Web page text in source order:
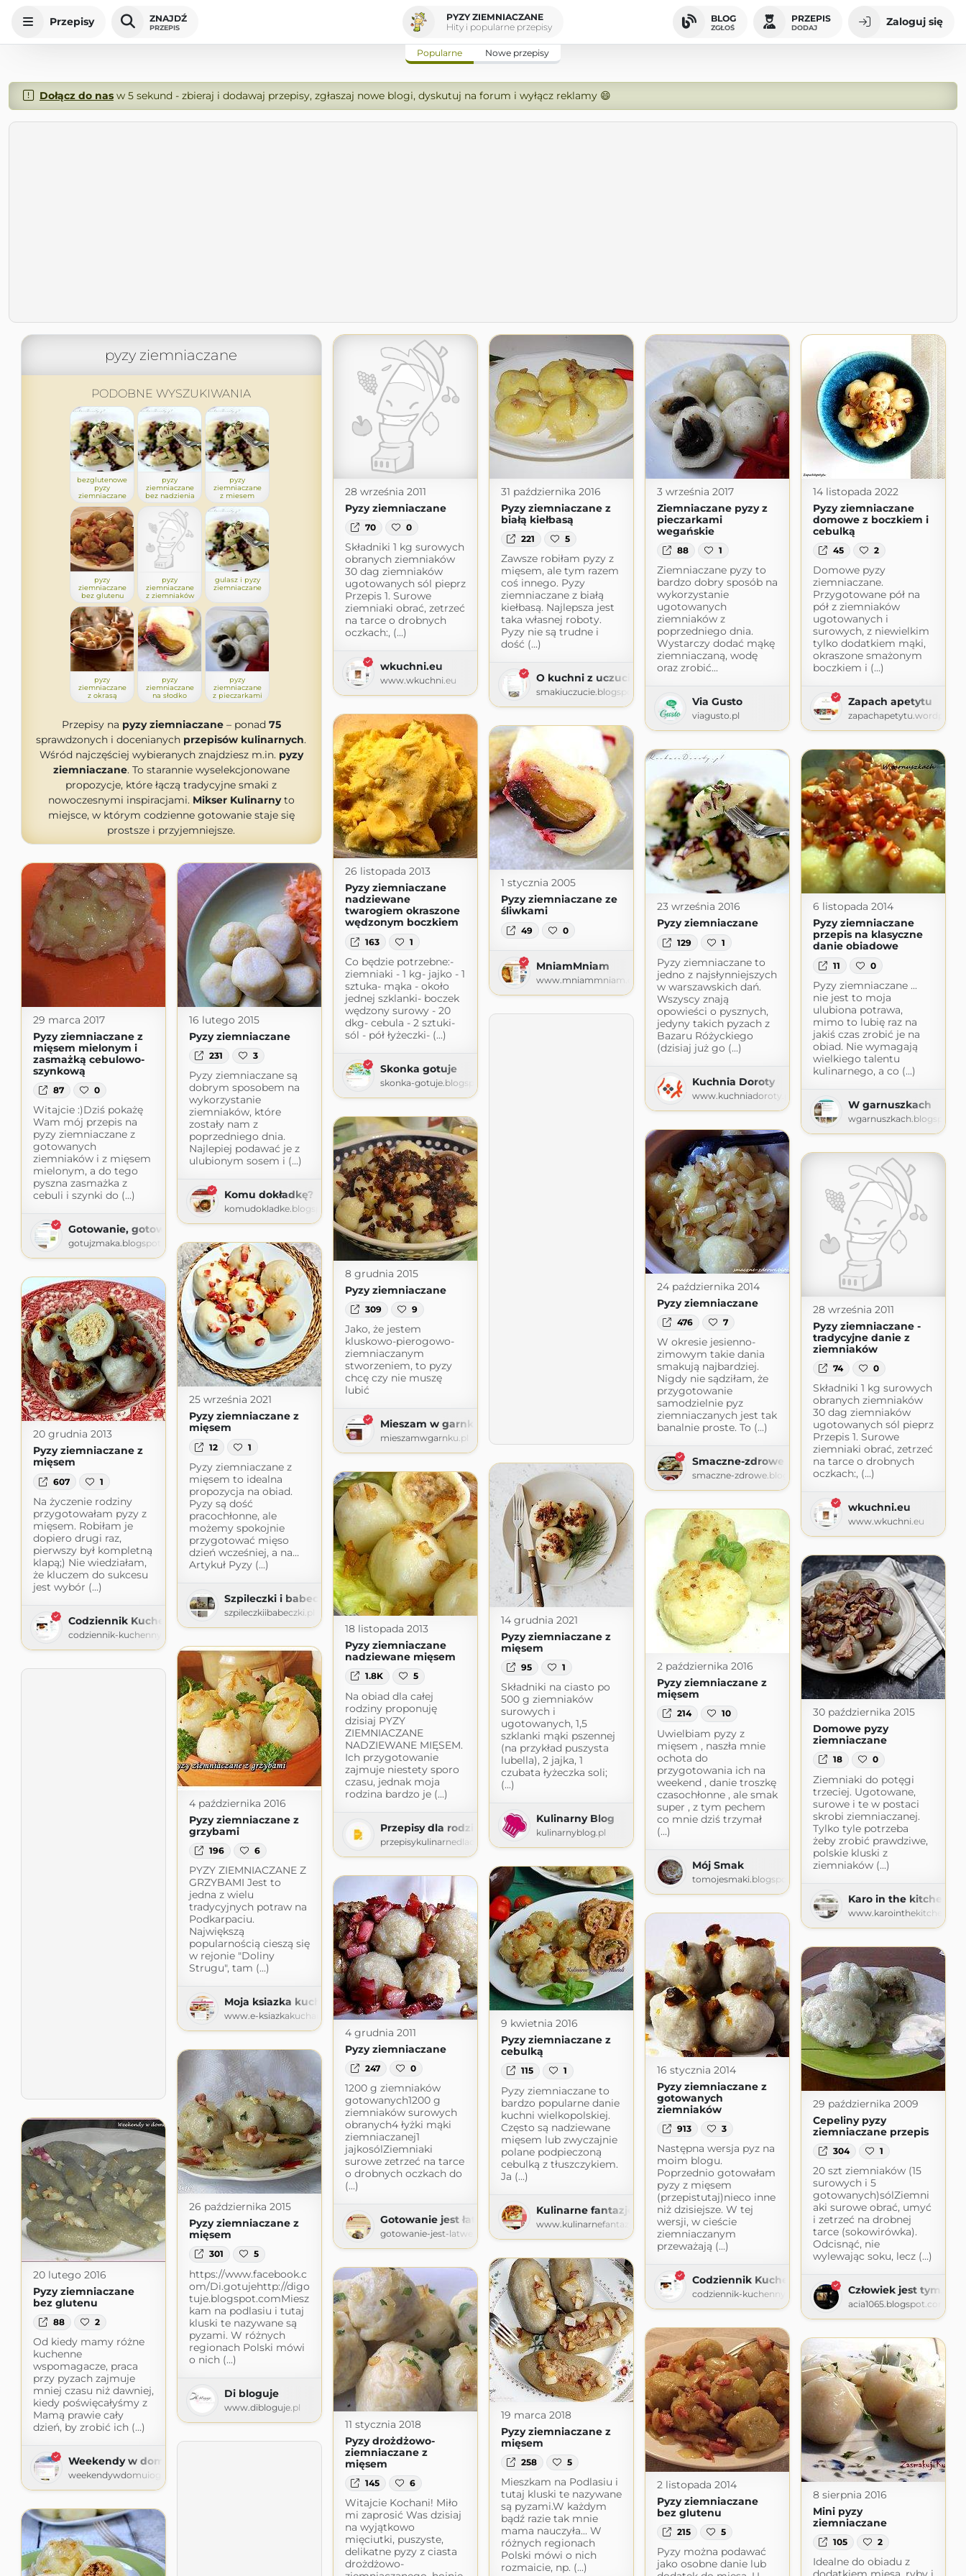
Przepisy ZNAJDŹ
PRZEPIS
PYZY ZIEMNIACZANE
Hity i popularne przepisy
BLOG
ZGŁOŚ
PRZEPIS
DODAJ Zaloguj się
Popularne Nowe przepisy
Dołącz do nasw 5 sekund - zbieraj i dodawaj przepisy, zgłaszaj nowe blogi, dyskutuj na forum i wyłącz reklamy 😄
pyzy ziemniaczane
PODOBNE WYSZUKIWANIA
bezglutenowe
pyzy
ziemniaczane
pyzy
ziemniaczane
bez nadzienia
pyzy
ziemniaczane
z miesem
pyzy
ziemniaczane
bez glutenu
pyzy
ziemniaczane
z ziemniaków
gulasz i pyzy
ziemniaczane
pyzy
ziemniaczane
z okrasą
pyzy
ziemniaczane
na słodko
pyzy
ziemniaczane
z pieczarkami
Przepisy na pyzy ziemniaczane– ponad 75
sprawdzonych i docenianych przepisów kulinarnych.
Wśród najczęściej wybieranych znajdziesz m.in. pyzy
ziemniaczane. To starannie wyselekcjonowane
propozycje, które łączą tradycyjne smaki z
nowoczesnymi inspiracjami. Mikser Kulinarnyto
miejsce, w którym codzienne gotowanie staje się
prostsze i przyjemniejsze.
28 września 2011
Pyzy ziemniaczane
70 0
Składniki 1 kg surowych
obranych ziemniaków
30 dag ziemniaków
ugotowanych sól pieprz
Przepis 1. Surowe
ziemniaki obrać, zetrzeć
na tarce o drobnych
oczkach:, (...)
wkuchni.eu
www.wkuchni.eu
31 października 2016
Pyzy ziemniaczane z
białą kiełbasą
221 5
Zawsze robiłam pyzy z
mięsem, ale tym razem
coś innego. Pyzy
ziemniaczane z białą
kiełbasą. Najlepsza jest
taka własnej roboty.
Pyzy nie są trudne i
dość (...)
O kuchni z uczuciem
smakiuczucie.blogspot.com
3 września 2017
Ziemniaczane pyzy z
pieczarkami
wegańskie
88 1
Ziemniaczane pyzy to
bardzo dobry sposób na
wykorzystanie
ugotowanych
ziemniaków z
poprzedniego dnia.
Wystarczy dodać mąkę
ziemniaczaną, wodę
oraz zrobić...
Via Gusto
viagusto.pl
14 listopada 2022
Pyzy ziemniaczane
domowe z boczkiem i
cebulką
45 2
Domowe pyzy
ziemniaczane.
Przygotowane pół na
pół z ziemniaków
ugotowanych i
surowych, z niewielkim
tylko dodatkiem mąki,
okraszone smażonym
boczkiem i (...)
Zapach apetytu
26 listopada 2013
Pyzy ziemniaczane
nadziewane
twarogiem okraszone
wędzonym boczkiem
163 1
Co będzie potrzebne:-
ziemniaki - 1 kg- jajko - 1
sztuka- mąka - około
jednej szklanki- boczek
wędzony surowy - 20
dkg- cebula - 2 sztuki-
sól - pół łyżeczki- (...)
Skonka gotuje
skonka-gotuje.blogspot.com
1 stycznia 2005
Pyzy ziemniaczane ze
śliwkami
49 0
MniamMniam
www.mniammniam.com
23 września 2016
Pyzy ziemniaczane
129 1
Pyzy ziemniaczane to
jedno z najsłynniejszych
w warszawskich dań.
Wszyscy znają
opowieści o pysznych,
jedyny takich pyzach z
Bazaru Różyckiego
(dzisiaj już go (...)
Kuchnia Doroty
www.kuchniadoroty.pl
6 listopada 2014
Pyzy ziemniaczane
przepis na klasyczne
danie obiadowe
11 0
Pyzy ziemniaczane ...
nie jest to moja
ulubiona potrawa,
mimo to lubię raz na
jakiś czas zrobić je na
obiad. Nie wymagają
wielkiego talentu
kulinarnego, a co (...)
W garnuszkach
29 marca 2017
Pyzy ziemniaczane z
mięsem mielonym i
zasmażką cebulowo-
szynkową
87 0
Witajcie :)Dziś pokażę
Wam mój przepis na
pyzy ziemniaczane z
gotowanych
ziemniaków i z mięsem
mielonym, a do tego
pyszna zasmażka z
cebuli i szynki do (...)
Gotowanie, gotowanie, gotowanie
gotujzmaka.blogspot.com
16 lutego 2015
Pyzy ziemniaczane
231 3
Pyzy ziemniaczane są
dobrym sposobem na
wykorzystanie
ziemniaków, które
zostały nam z
poprzedniego dnia.
Najlepiej podawać je z
ulubionym sosem i (...)
Komu dokładkę?
komudokladke.blogspot.com
8 grudnia 2015
Pyzy ziemniaczane
309 9
Jako, że jestem
kluskowo-pierogowo-
ziemniaczanym
stworzeniem, to pyzy
chcę czy nie muszę
lubić
Mieszam w garnku
mieszamwgarnku.pl
24 października 2014
Pyzy ziemniaczane
476 7
W okresie jesienno-
zimowym takie dania
smakują najbardziej.
Nigdy nie sądziłam, że
przygotowanie
samodzielnie pyz
ziemniaczanych jest tak
banalnie proste. To (...)
Smaczne-zdrowe
smaczne-zdrowe.blogspot.com
28 września 2011
Pyzy ziemniaczane -
tradycyjne danie z
ziemniaków
74 0
Składniki 1 kg surowych
obranych ziemniaków
30 dag ziemniaków
ugotowanych sól pieprz
Przepis 1. Surowe
ziemniaki obrać, zetrzeć
na tarce o drobnych
oczkach:, (...)
wkuchni.eu
www.wkuchni.eu
25 września 2021
Pyzy ziemniaczane z
mięsem
12 1
Pyzy ziemniaczane z
mięsem to idealna
propozycja na obiad.
Pyzy są dość
pracochłonne, ale
możemy spokojnie
przygotować mięso
dzień wcześniej, a na…
Artykuł Pyzy (...)
Szpileczki i babeczki
szpileczkiibabeczki.pl
20 grudnia 2013
Pyzy ziemniaczane z
mięsem
607 1
Na życzenie rodziny
przygotowałam pyzy z
mięsem. Robiłam je
dopiero drugi raz,
pierwszy był kompletną
klapą;) Nie wiedziałam,
że kluczem do sukcesu
jest wybór (...)
Codziennik Kuchenny
codziennik-kuchenny.blogspot.com
14 grudnia 2021
Pyzy ziemniaczane z
mięsem
95 1
Składniki na ciasto po
500 g ziemniaków
surowych i
ugotowanych, 1,5
szklanki mąki pszennej
(na przykład puszysta
lubella), 2 jajka, 1
czubata łyżeczka soli;
(...)
Kulinarny Blog
kulinarnyblog.pl
18 listopada 2013
Pyzy ziemniaczane
nadziewane mięsem
1.8K 5
Na obiad dla całej
rodziny proponuję
dzisiaj PYZY
ZIEMNIACZANE
NADZIEWANE MIĘSEM.
Ich przygotowanie
zajmuje niestety sporo
czasu, jednak moja
rodzina bardzo je (...)
Przepisy dla rodziny
przepisykulinarnedladzieci.blogspot.com
2 października 2016
Pyzy ziemniaczane z
mięsem
214 10
Uwielbiam pyzy z
mięsem , naszła mnie
ochota do
przygotowania ich na
weekend , danie troszkę
czasochłonne , ale smak
super , z tym pechem
co mnie dziś trzymał
(...)
Mój Smak
tomojesmaki.blogspot.com
30 października 2015
Domowe pyzy
ziemniaczane
18 0
Ziemniaki do potęgi
trzeciej. Ugotowane,
surowe i te w postaci
skrobi ziemniaczanej.
Tylko tyle potrzeba
żeby zrobić prawdziwe,
polskie kluski z
ziemniaków (...)
Karo in the kitchen
4 października 2016
Pyzy ziemniaczane z
grzybami
196 6
PYZY ZIEMNIACZANE Z
GRZYBAMI Jest to
jedna z wielu
tradycyjnych potraw na
Podkarpaciu.
Największą
popularnością cieszą się
w rejonie "Doliny
Strugu", tam (...)
Moja ksiazka kucharska
www.e-ksiazkakucharska.pl
9 kwietnia 2016
Pyzy ziemniaczane z
cebulką
115 1
Pyzy ziemniaczane to
bardzo popularne danie
kuchni wielkopolskiej.
Często są nadziewane
mięsem lub zwyczajnie
polane podpieczoną
cebulką z tłuszczykiem.
Ja (...)
Kulinarne fantazje Marioli
www.kulinarnefantazjemarioli.pl
4 grudnia 2011
Pyzy ziemniaczane
247 0
1200 g ziemniaków
gotowanych1200 g
ziemniaków surowych
obranych4 łyżki mąki
ziemniaczanej1
jajkosólZiemniaki
surowe zetrzeć na tarce
o drobnych oczkach do
(...)
Gotowanie jest łatwe
gotowanie-jest-latwe.blogspot.com
16 stycznia 2014
Pyzy ziemniaczane z
gotowanych
ziemniaków
913 3
Następna wersja pyz na
moim blogu.
Poprzednio gotowałam
pyzy z mięsem
(przepistutaj)nieco inne
niż dzisiejsze. W tej
wersji, w cieście
ziemniaczanym
przeważają (...)
Codziennik Kuchenny
codziennik-kuchenny.blogspot.com
29 października 2009
Cepeliny pyzy
ziemniaczane przepis
304 1
20 szt ziemniaków (15
surowych i 5
gotowanych)sólZiemni
aki surowe obrać, umyć
i zetrzeć na drobnej
tarce (sokowirówka).
Odcisnąć, nie
wylewając soku, lecz (...)
Człowiek jest tym, co
acia1065.blogspot.com
26 października 2015
Pyzy ziemniaczane z
mięsem
301 5
https://www.facebook.c
om/Di.gotujehttp://digo
tuje.blogspot.comMiesz
kam na podlasiu i tutaj
kluski te nazywane są
pyzami. W różnych
regionach Polski mówi
o nich (...)
Di bloguje
www.dibloguje.pl
20 lutego 2016
Pyzy ziemniaczane
bez glutenu
88 2
Od kiedy mamy różne
kuchenne
wspomagacze, praca
przy pyzach zajmuje
mniej czasu niż dawniej,
kiedy poświęcałyśmy z
Mamą prawie cały
dzień, by zrobić ich (...)
Weekendy w domu i ogrodzie
weekendywdomuiogrodzie.blogspot.com
19 marca 2018
Pyzy ziemniaczane z
mięsem
258 5
Mieszkam na Podlasiu i
tutaj kluski te nazywane
są pyzami.W każdym
bądź razie tak mnie
mama nauczyła... W
różnych regionach
Polski mówi o nich
rozmaicie, np. (...)
11 stycznia 2018
Pyzy drożdżowo-
ziemniaczane z
mięsem
145 6
Witajcie Kochani! Miło
mi zaprosić Was dzisiaj
na wyjątkowo
mięciutki, puszyste,
delikatne pyzy z ciasta
drożdżowo-
2 listopada 2014
Pyzy ziemniaczane
bez glutenu
215 5
Pyzy można podawać
jako osobne danie lub
8 sierpnia 2016
Mini pyzy
ziemniaczane
105 2
Idealne do obiadu z